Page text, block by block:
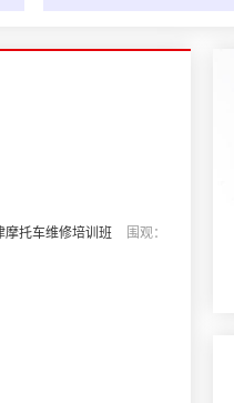
摩托车维修培训班
围观：